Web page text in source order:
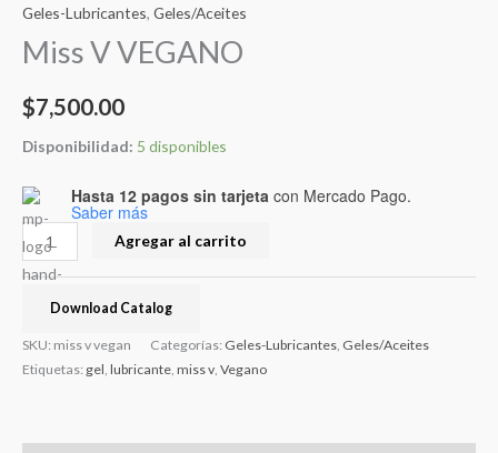
Geles-Lubricantes, Geles/Aceites
Miss V VEGANO
$7,500.00
Disponibilidad: 5 disponibles
Hasta 12 pagos sin tarjeta con Mercado Pago.
Saber más
Agregar al carrito
Download Catalog
SKU: miss v vegan Categorías: Geles-Lubricantes Geles/Aceites
Etiquetas: gel lubricante miss v Vegano